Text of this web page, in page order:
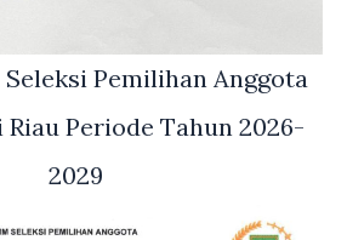
Pemilihan Anggota
Riau Periode Tahun 2026-
2029